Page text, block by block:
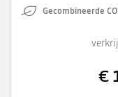
Gecombineerde
€